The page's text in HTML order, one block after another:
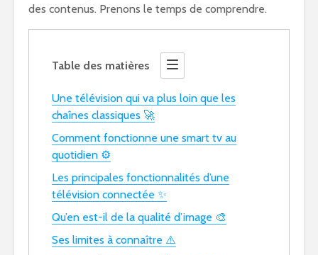
des contenus. Prenons le temps de comprendre.
Table des matières
Une télévision qui va plus loin que les
chaînes classiques 🚀
Comment fonctionne une smart tv au
quotidien ⚙️
Les principales fonctionnalités d’une
télévision connectée ✨
Qu’en est-il de la qualité d’image 🎨
Ses limites à connaître ⚠️